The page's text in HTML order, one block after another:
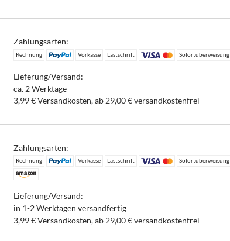
Zahlungsarten:
Rechnung Vorkasse Lastschrift Sofortüberweisung
Lieferung/Versand:
ca. 2 Werktage
3,99 € Versandkosten, ab 29,00 € versandkostenfrei
Zahlungsarten:
Rechnung Vorkasse Lastschrift Sofortüberweisung
Lieferung/Versand:
in 1-2 Werktagen versandfertig
3,99 € Versandkosten, ab 29,00 € versandkostenfrei